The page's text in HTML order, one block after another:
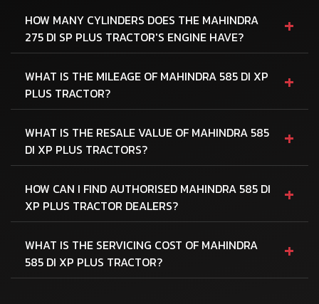
HOW MANY CYLINDERS DOES THE MAHINDRA
275 DI SP PLUS TRACTOR'S ENGINE HAVE?
+
WHAT IS THE MILEAGE OF MAHINDRA 585 DI XP
PLUS TRACTOR?
+
WHAT IS THE RESALE VALUE OF MAHINDRA 585
DI XP PLUS TRACTORS?
+
HOW CAN I FIND AUTHORISED MAHINDRA 585 DI
XP PLUS TRACTOR DEALERS?
+
WHAT IS THE SERVICING COST OF MAHINDRA
585 DI XP PLUS TRACTOR?
+